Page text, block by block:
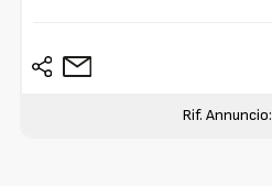
Rif. Annuncio: